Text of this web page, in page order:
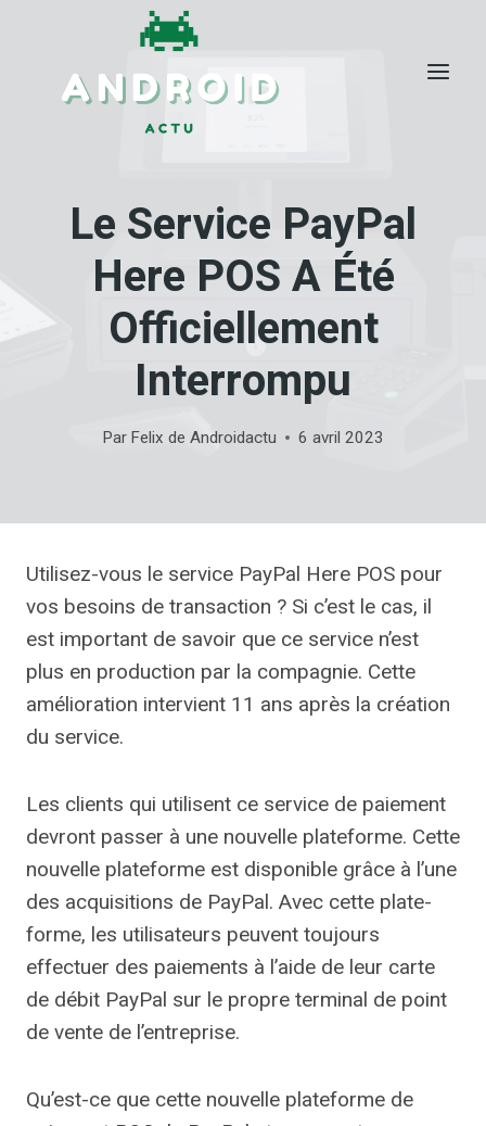
Le Service PayPal
Here POS A Été
Officiellement
Interrompu
Par Felix de Androidactu 6 avril 2023
Utilisez-vous le service PayPal Here POS pour
vos besoins de transaction ? Si c’est le cas, il
est important de savoir que ce service n’est
plus en production par la compagnie. Cette
amélioration intervient 11 ans après la création
du service.
Les clients qui utilisent ce service de paiement
devront passer à une nouvelle plateforme. Cette
nouvelle plateforme est disponible grâce à l’une
des acquisitions de PayPal. Avec cette plate-
forme, les utilisateurs peuvent toujours
effectuer des paiements à l’aide de leur carte
de débit PayPal sur le propre terminal de point
de vente de l’entreprise.
Qu’est-ce que cette nouvelle plateforme de